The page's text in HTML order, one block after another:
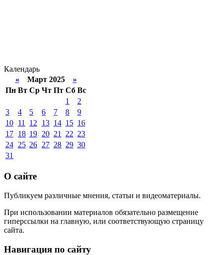
Календарь
«Март 2025 »
Пн Вт Ср Чт Пт Сб Вс
1
2
3
4 5 6 7 8
9
10 11 12 13 14 15 16
17 18 19 20 21 22 23
24 25 26 27 28 29 30
31
О сайте
Публикуем различные мнения, статьи и видеоматериалы.
При использовании материалов обязательно размещение
гиперссылки на главную, или соответствующую страницу
сайта.
Навигация по сайту